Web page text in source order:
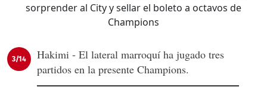
3/14
Hakimi - El lateral marroquí ha jugado tres
partidos en la presente Champions.